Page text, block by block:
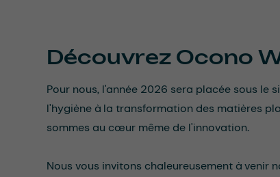
Découvrez Ocono
Pour nous, l'année 2026 sera placée sous le
l'hygiène à la transformation des matières
sommes au cœur même de l'innovation.
Nous vous invitons chaleureusement à venir